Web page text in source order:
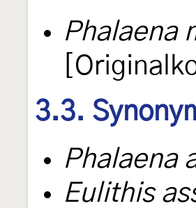
Phalaena
3.3.
Phalaena
Eulithis